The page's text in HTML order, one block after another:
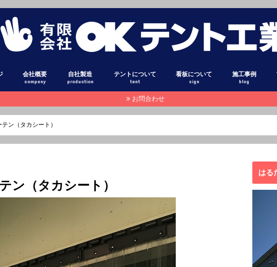
会社概要
company
自社製造
production
テントについて
tent
オーニング
固定式テント
ダンプ アオリシート
トラック 幌シート
テント生地 光沢
テント生地 布目調
テント生地 高耐候素材
テント生地 糸入り透明シート
テント生地 高級コットン調
テント用粘着フィルム
看板について
sign
施工事例
blog
お問合わせ
ン（タカシート）
ン（タカシート）
はる